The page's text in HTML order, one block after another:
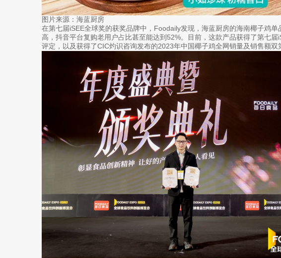
图片来源：海蓝厨房
在第七届iSEE全球奖的获奖品牌中，Foodaily发现，海蓝厨房的海南椰子鸡单
高，抖音平台复购老用户占比甚至能达到52%。目前，这款产品获得了第七届
评定，以及获得了CIC灼识咨询发布的2023年中国椰子鸡全网销量及销售额双